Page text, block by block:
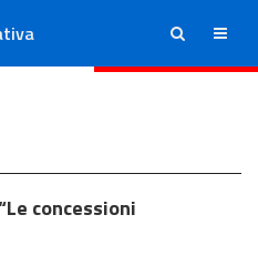
ricerca menu
concessioni